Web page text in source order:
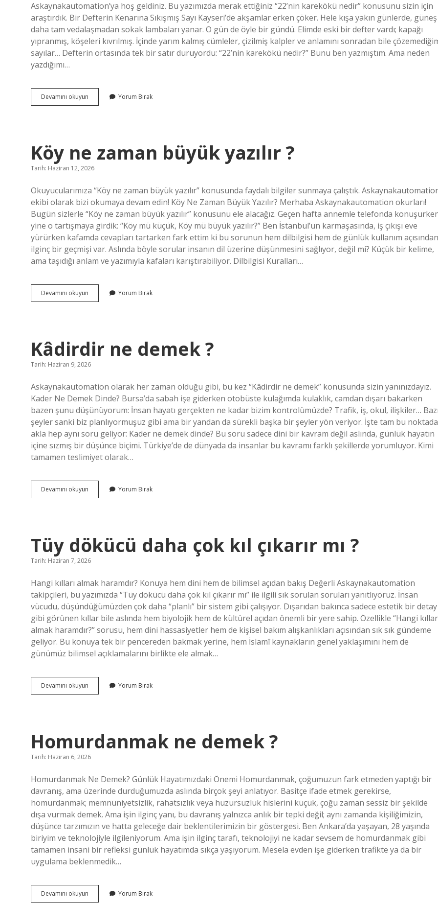
Askaynakautomation’ya hoş geldiniz. Bu yazımızda merak ettiğiniz “22’nin karekökü nedir” konusunu sizin için
araştırdık. Bir Defterin Kenarına Sıkışmış Sayı Kayseri’de akşamlar erken çöker. Hele kışa yakın günlerde, güneş
daha tam vedalaşmadan sokak lambaları yanar. O gün de öyle bir gündü. Elimde eski bir defter vardı; kapağı
yıpranmış, köşeleri kıvrılmış. İçinde yarım kalmış cümleler, çizilmiş kalpler ve anlamını sonradan bile
sayılar… Defterin ortasında tek bir satır duruyordu: “22’nin karekökü nedir?” Bunu ben yazmıştım. Ama neden
yazdığımı…
Devamını okuyun
karekökü
Yorum Bırak
Köy ne zaman büyük yazılır ?
Tarih: Haziran 12, 2026
Okuyucularımıza “Köy ne zaman büyük yazılır” konusunda faydalı bilgiler sunmaya çalıştık.
ekibi olarak bizi okumaya devam edin! Köy Ne Zaman Büyük Yazılır? Merhaba Askaynakautomation okurları!
Bugün sizlerle “Köy ne zaman büyük yazılır” konusunu ele alacağız. Geçen hafta annemle telefonda
yine o tartışmaya girdik: “Köy mü küçük, Köy mü büyük yazılır?” Ben İstanbul’un karmaşasında, iş çıkışı eve
yürürken kafamda cevapları tartarken fark ettim ki bu sorunun hem dilbilgisi hem de günlük kullanım açısından
ilginç bir geçmişi var. Aslında böyle sorular insanın dil üzerine düşünmesini sağlıyor, değil mi? Küçük bir kelime,
ama taşıdığı anlam ve yazımıyla kafaları karıştırabiliyor. Dilbilgisi Kuralları…
Devamını okuyun
ne
Yorum Bırak
Kâdirdir ne demek ?
Tarih: Haziran 9, 2026
Askaynakautomation olarak her zaman olduğu gibi, bu kez “Kâdirdir ne demek” konusunda sizin yanınızdayız.
Kader Ne Demek Dinde? Bursa’da sabah işe giderken otobüste kulağımda kulaklık, camdan dışarı bakarken
bazen şunu düşünüyorum: İnsan hayatı gerçekten ne kadar bizim kontrolümüzde? Trafik, iş, okul, ilişkiler… Bazı
şeyler sanki biz planlıyormuşuz gibi ama bir yandan da sürekli başka bir şeyler yön veriyor. İşte tam bu noktada
akla hep aynı soru geliyor: Kader ne demek dinde? Bu soru sadece dini bir kavram değil aslında, günlük hayatın
içine sızmış bir düşünce biçimi. Türkiye’de de dünyada da insanlar bu kavramı farklı şekillerde yorumluyor. Kimi
tamamen teslimiyet olarak…
Devamını okuyun Kâdirdir
ne
Yorum Bırak
Tüy dökücü daha çok kıl çıkarır mı ?
Tarih: Haziran 7, 2026
Hangi kılları almak haramdır? Konuya hem dini hem de bilimsel açıdan bakış Değerli Askaynakautomation
takipçileri, bu yazımızda “Tüy dökücü daha çok kıl çıkarır mı” ile ilgili sık sorulan soruları yanıtlıyoruz. İnsan
vücudu, düşündüğümüzden çok daha “planlı” bir sistem gibi çalışıyor. Dışarıdan bakınca sadece estetik bir detay
gibi görünen kıllar bile aslında hem biyolojik hem de kültürel açıdan önemli bir yere sahip. Özellikle “Hangi
almak haramdır?” sorusu, hem dini hassasiyetler hem de kişisel bakım alışkanlıkları açısından sık sık gündeme
geliyor. Bu konuya tek bir pencereden bakmak yerine, hem İslamî kaynakların genel yaklaşımını hem de
günümüz bilimsel açıklamalarını birlikte ele almak…
Devamını okuyun
dökücü
mı
?
Yorum Bırak
Homurdanmak ne demek ?
Tarih: Haziran 6, 2026
Homurdanmak Ne Demek? Günlük Hayatımızdaki Önemi Homurdanmak, çoğumuzun fark etmeden yaptığı bir
davranış, ama üzerinde durduğumuzda aslında birçok şeyi anlatıyor. Basitçe ifade etmek gerekirse,
homurdanmak; memnuniyetsizlik, rahatsızlık veya huzursuzluk hislerini küçük, çoğu zaman sessiz bir şekilde
dışa vurmak demek. Ama işin ilginç yanı, bu davranış yalnızca anlık bir tepki değil; aynı zamanda kişiliğimizin,
düşünce tarzımızın ve hatta geleceğe dair beklentilerimizin bir göstergesi. Ben Ankara’da yaşayan, 28 yaşında
biriyim ve teknolojiyle ilgileniyorum. Ama işin ilginç tarafı, teknolojiyi ne kadar sevsem de homurdanmak gibi
tamamen insani bir refleksi günlük hayatımda sıkça yaşıyorum. Mesela evden işe giderken trafikte ya da bir
uygulama beklenmedik…
Devamını okuyun Homurdanmak
ne
Yorum Bırak